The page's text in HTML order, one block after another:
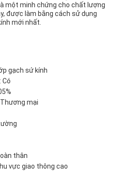
một minh chứng cho chất lượng
được làm bằng cách sử dụng
mới nhất.
gạch sứ kính
Có
mại
thân
vực giao thông cao